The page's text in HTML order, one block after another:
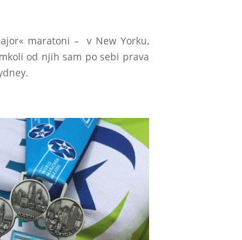
maratoni – v New Yorku,
od njih sam po sebi prava